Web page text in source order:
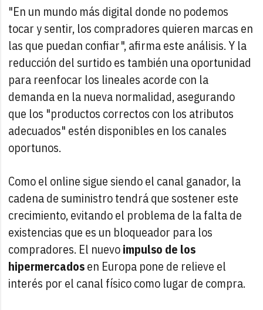
"En un mundo más digital donde no podemos
tocar y sentir, los compradores quieren marcas en
las que puedan confiar", afirma este análisis. Y la
reducción del surtido es también una oportunidad
para reenfocar los lineales acorde con la
demanda en la nueva normalidad, asegurando
que los "productos correctos con los atributos
adecuados" estén disponibles en los canales
oportunos.
Como el online sigue siendo el canal ganador, la
cadena de suministro tendrá que sostener este
crecimiento, evitando el problema de la falta de
existencias que es un bloqueador para los
compradores. El nuevoimpulso de los
hipermercadosen Europa pone de relieve el
interés por el canal físico como lugar de compra.